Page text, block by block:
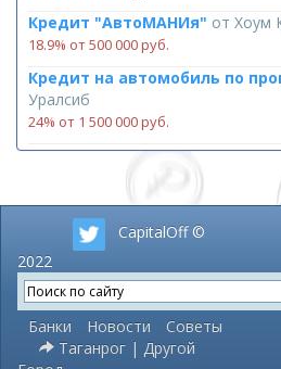
Кредит "АвтоМАНИя" от Хоум
18.9% от 500 000 руб.
Кредит на автомобиль по
Уралсиб
24% от 1 500 000 руб.
CapitalOff ©
2022
Банки Новости
Советы
Таганрог | Другой